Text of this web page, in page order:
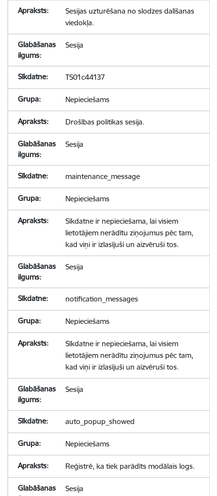
Sesijas uzturēšana no slodzes dalīšanas
viedokļa.
Sesija
TS01c44137
Nepieciešams
Drošības politikas sesija.
Sesija
maintenance_message
Nepieciešams
Sīkdatne ir nepieciešama, lai visiem
lietotājiem nerādītu ziņojumus pēc tam,
kad viņi ir izlasījuši un aizvēruši tos.
Sesija
notification_messages
Nepieciešams
Sīkdatne ir nepieciešama, lai visiem
lietotājiem nerādītu ziņojumus pēc tam,
kad viņi ir izlasījuši un aizvēruši tos.
Sesija
auto_popup_showed
Nepieciešams
Reģistrē, ka tiek parādīts modālais logs.
Sesija